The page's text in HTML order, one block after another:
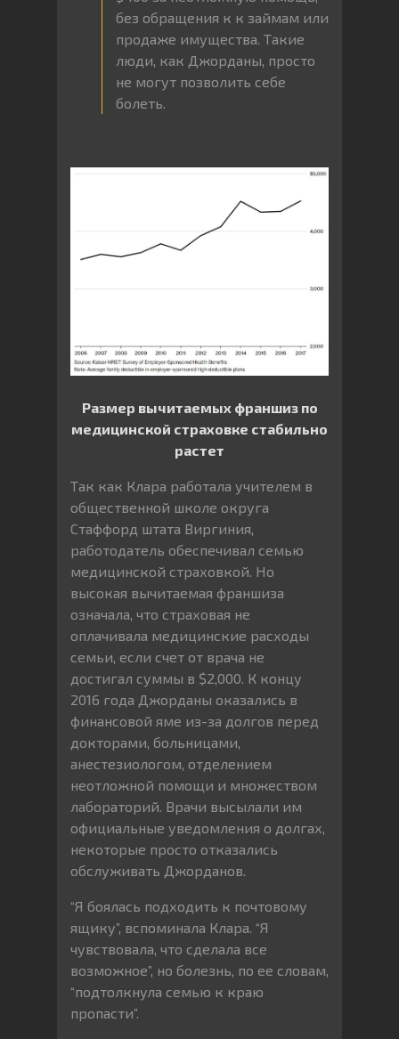
без обращения к к займам или
продаже имущества. Такие
люди, как Джорданы, просто
не могут позволить себе
болеть.
Размер вычитаемых франшиз по
медицинской страховке стабильно
растет
Так как Клара работала учителем в
общественной школе округа
Стаффорд штата Виргиния,
работодатель обеспечивал семью
медицинской страховкой. Но
высокая вычитаемая франшиза
означала, что страховая не
оплачивала медицинские расходы
семьи, если счет от врача не
достигал суммы в $2,000. К концу
2016 года Джорданы оказались в
финансовой яме из-за долгов перед
докторами, больницами,
анестезиологом, отделением
неотложной помощи и множеством
лабораторий. Врачи высылали им
официальные уведомления о долгах,
некоторые просто отказались
обслуживать Джорданов.
“Я боялась подходить к почтовому
ящику”, вспоминала Клара. “Я
чувствовала, что сделала все
возможное”, но болезнь, по ее словам,
“подтолкнула семью к краю
пропасти”.